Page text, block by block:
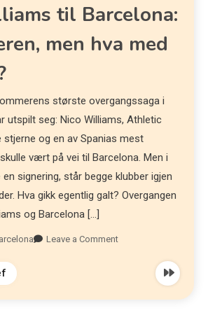
til Barcelona:
men hva med
største overgangssaga i
utspilt seg: Nico Williams, Athletic
stjerne og en av Spanias mest
vært på vei til Barcelona. Men i
signering, står begge klubber igjen
Hva gikk egentlig galt? Overgangen
og Barcelona […]
Leave a Comment